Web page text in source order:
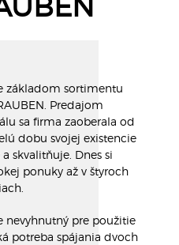
základom sortimentu
Predajom
sa firma zaoberala od
dobu svojej existencie
skvalitňuje. Dnes si
ponuky až v štyroch
nevyhnutný pre použitie
potreba spájania dvoch